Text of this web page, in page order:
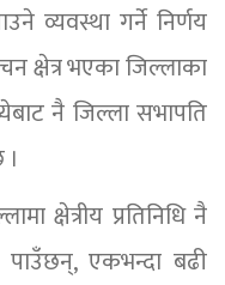
व्यवस्था गर्ने निर्णय
क्षेत्र भएका जिल्लाका
नै जिल्ला सभापति
क्षेत्रीय प्रतिनिधि नै
पाउँछन्, एकभन्दा बढी